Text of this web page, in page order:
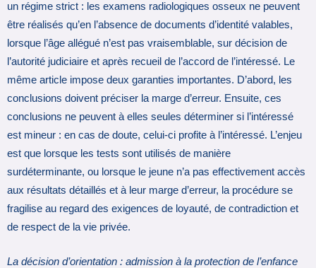
un régime strict : les examens radiologiques osseux ne peuvent
être réalisés qu’en l’absence de documents d’identité valables,
lorsque l’âge allégué n’est pas vraisemblable, sur décision de
l’autorité judiciaire et après recueil de l’accord de l’intéressé. Le
même article impose deux garanties importantes. D’abord, les
conclusions doivent préciser la marge d’erreur. Ensuite, ces
conclusions ne peuvent à elles seules déterminer si l’intéressé
est mineur : en cas de doute, celui-ci profite à l’intéressé. L’enjeu
est que lorsque les tests sont utilisés de manière
surdéterminante, ou lorsque le jeune n’a pas effectivement accès
aux résultats détaillés et à leur marge d’erreur, la procédure se
fragilise au regard des exigences de loyauté, de contradiction et
de respect de la vie privée.
La décision d’orientation : admission à la protection de l’enfance